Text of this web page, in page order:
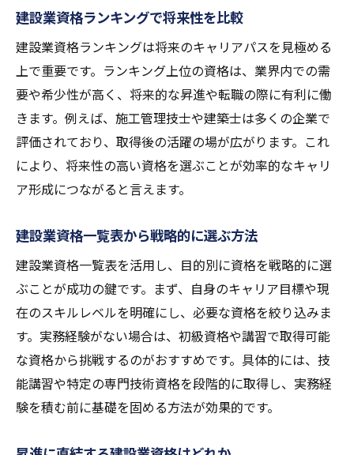
建設業資格ランキングで将来性を比較
建設業資格ランキングは将来のキャリアパスを見極める
上で重要です。ランキング上位の資格は、業界内での需
要や希少性が高く、将来的な昇進や転職の際に有利に働
きます。例えば、施工管理技士や建築士は多くの企業で
評価されており、取得後の活躍の場が広がります。これ
により、将来性の高い資格を選ぶことが効率的なキャリ
ア形成につながると言えます。
建設業資格一覧表から戦略的に選ぶ方法
建設業資格一覧表を活用し、目的別に資格を戦略的に選
ぶことが成功の鍵です。まず、自身のキャリア目標や現
在のスキルレベルを明確にし、必要な資格を絞り込みま
す。実務経験がない場合は、初級資格や講習で取得可能
な資格から挑戦するのがおすすめです。具体的には、技
能講習や特定の専門技術資格を段階的に取得し、実務経
験を積む前に基礎を固める方法が効果的です。